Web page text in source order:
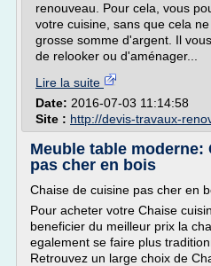
renouveau. Pour cela, vous
votre cuisine, sans que cela
grosse somme d'argent. Il
de relooker ou d'aménager...
Lire la suite
Date: 2016-07-03 11:14:58
Site : http://devis-travaux-
Meuble table moderne:
pas cher en bois
Chaise de cuisine pas cher en
Pour acheter votre Chaise
beneficier du meilleur prix la
egalement se faire plus
Retrouvez un large choix de